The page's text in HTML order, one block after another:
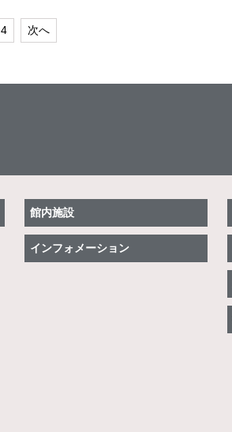
4 次へ
館内施設
インフォメーション